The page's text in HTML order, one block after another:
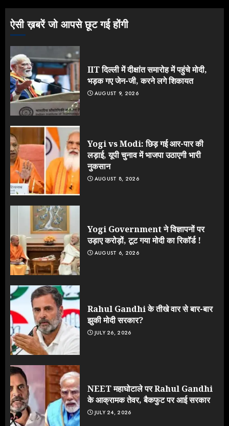
3
ऐसी ख़बरें जो आपसे छूट गई होंगी
IIT दिल्ली में दीक्षांत समारोह में पहुंचे मोदी,
भड़क गए जेन-जी, करने लगे शिकायत
AUGUST 9, 2026
Yogi vs Modi: छिड़ गई आर-पार की
लड़ाई, यूपी चुनाव में भाजपा उठाएगी भारी
नुकसान
AUGUST 8, 2026
Yogi Government ने विज्ञापनों पर
उड़ाए करोड़ों, टूट गया मोदी का रिकॉर्ड !
AUGUST 6, 2026
Rahul Gandhi के तीखे वार से बार-बार
झुकी मोदी सरकार?
JULY 26, 2026
NEET महाघोटाले पर Rahul Gandhi
के आक्रामक तेवर, बैकफुट पर आई सरकार
JULY 24, 2026